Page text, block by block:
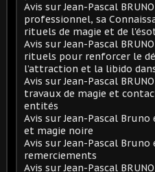
Avis sur Jean-Pascal
professionnel, sa
rituels de magie et de
Avis sur Jean-Pascal
rituels pour renforcer le
l’attraction et la libido
Avis sur Jean-Pascal
travaux de magie et
entités
Avis sur Jean-Pascal
et magie noire
Avis sur Jean-Pascal Bruno
remerciements
Avis sur Jean-Pascal